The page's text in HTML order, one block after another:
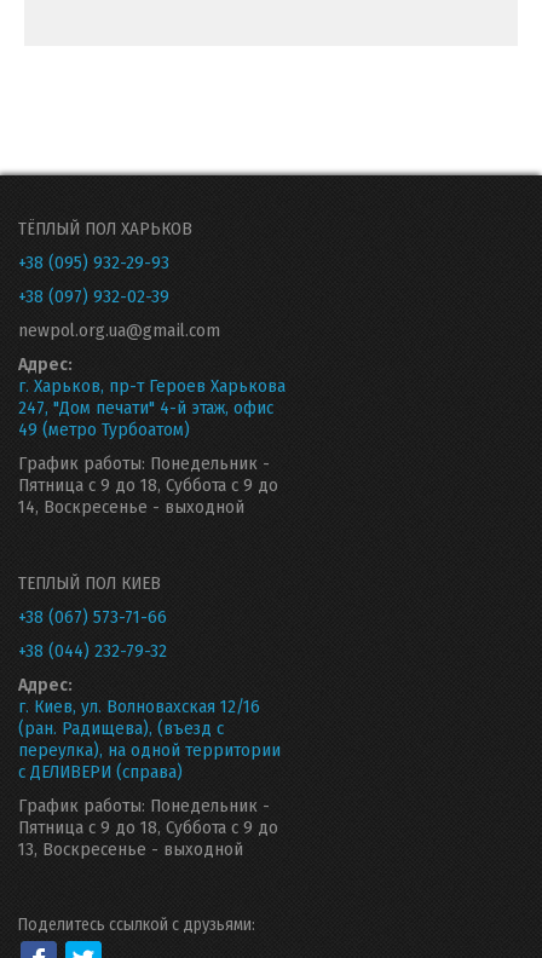
ТЁПЛЫЙ ПОЛ ХАРЬКОВ
+38 (095) 932-29-93
+38 (097) 932-02-39
newpol.org.ua@gmail.com
Адрес:
г. Харьков, пр-т Героев Харькова
247, "Дом печати" 4-й этаж, офис
49 (метро Турбоатом)
График работы: Понедельник -
Пятница с 9 до 18, Суббота с 9 до
14, Воскресенье - выходной
ТЕПЛЫЙ ПОЛ КИЕВ
+38 (067) 573-71-66
+38 (044) 232-79-32
Адрес:
г. Киев, ул. Волновахская 12/16
(ран. Радищева), (въезд с
переулка), на одной территории
с ДЕЛИВЕРИ (справа)
График работы: Понедельник -
Пятница с 9 до 18, Суббота с 9 до
13, Воскресенье - выходной
Поделитесь ссылкой с друзьями: